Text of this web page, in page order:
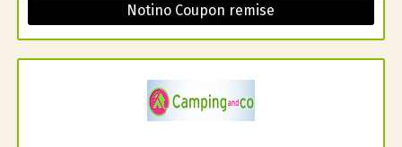
Notino Coupon remise